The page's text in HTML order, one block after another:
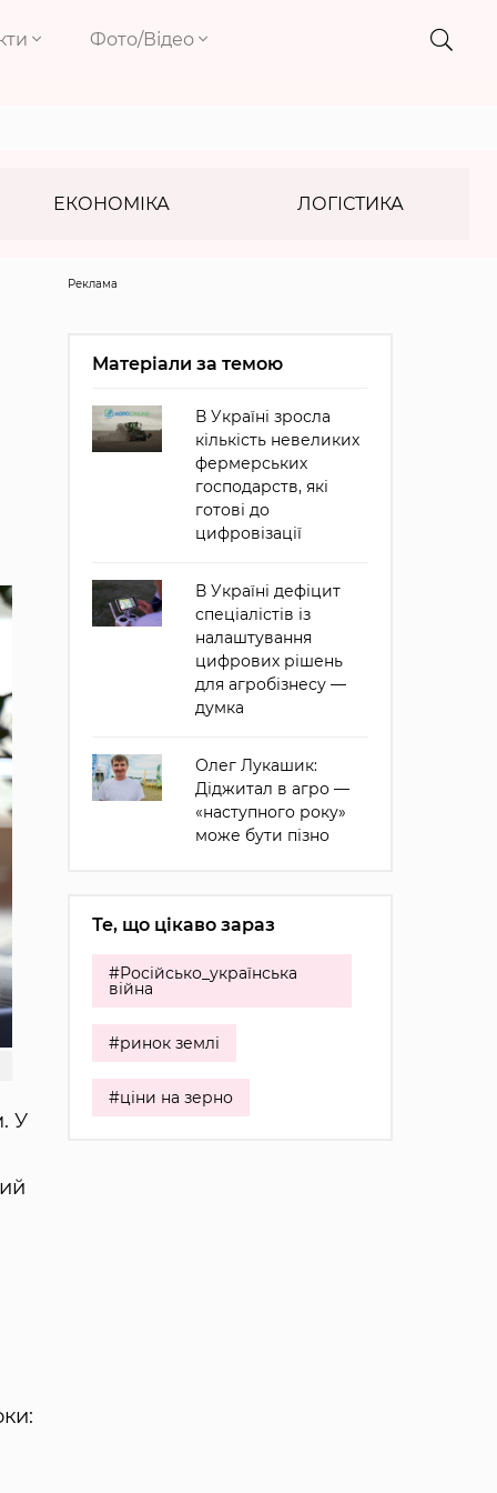
Фото/Відео
ЕКОНОМІКА ЛОГІСТИКА
У
Реклама
Матеріали за темою
В Україні зросла
кількість невеликих
фермерських
господарств, які
готові до
цифровізації
В Україні дефіцит
спеціалістів із
налаштування
цифрових рішень
для агробізнесу —
думка
Олег Лукашик:
Діджитал в агро —
«наступного року»
може бути пізно
Те, що цікаво зараз
#Російсько_українська
війна
#ринок землі
#ціни на зерно